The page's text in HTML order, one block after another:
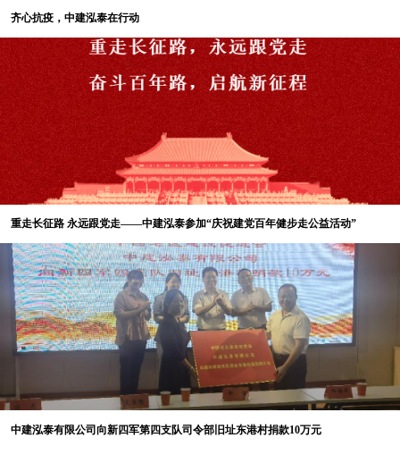
示，没有共产党、没有革命烈士，就没
刻铭记先辈的英雄事迹，缅怀老一辈共
产党人的初心使命、忠诚担当和为民情
怀，在今后的工作中进一步坚定信仰信
念、增强历史主动，踔厉奋发、勇毅前
行。
精神的火炬，代代相传；精神的托
举，永远向上。
通过系列主题党日活动，让全体党员
进一步保持昂扬斗志，充分发扬先锋模
范带头作用，以更加饱满的热情和更加
务实的工作作风，为公司高质量发展新
篇章贡献力量。新征程上，中建泓泰会
传承弘扬伟大建党精神，以党建为引
领，不断创新发展，继续为祖国的美好
未来添砖加瓦，为新时代的开拓贡献力
量。
齐心抗疫，中建泓泰在行动
重走长征路 永远跟党走——中建泓泰参加“庆祝建党百年健步走公益活动”
中建泓泰有限公司向新四军第四支队司令部旧址东港村捐款10万元